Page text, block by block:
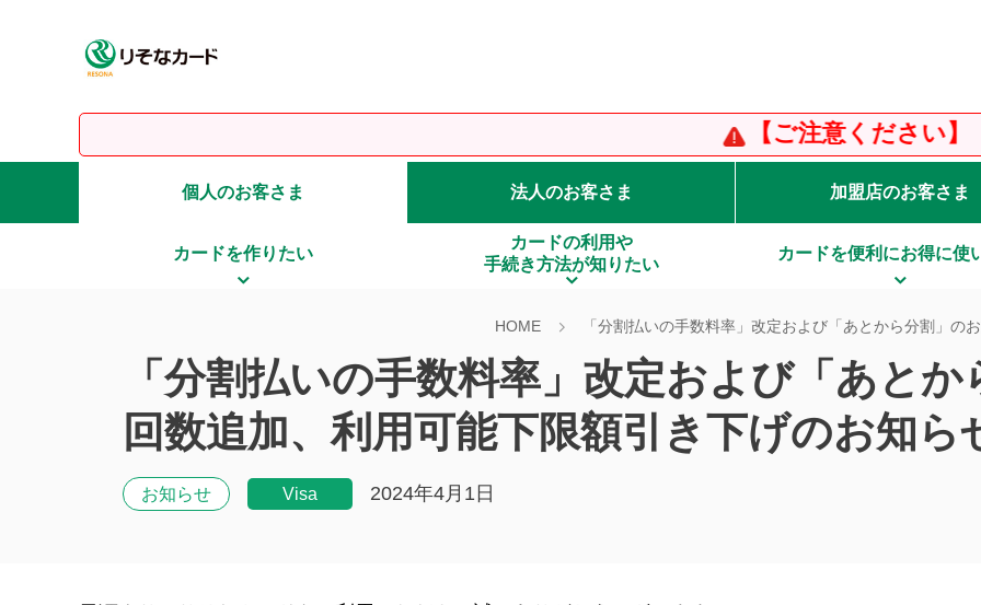
【ご注意ください】「りそ
個人のお客さま 法人のお客さま 加盟店のお客さま
カードを作りたい
カードの利用や
手続き方法が知りたい
カードを便利にお得に使
HOME 「分割払いの手数料率」改定および「あとから分割」
「分割払いの手数料率」改定および「あと
回数追加、利用可能下限額引き下げのお知ら
お知らせ Visa 2024年4月1日